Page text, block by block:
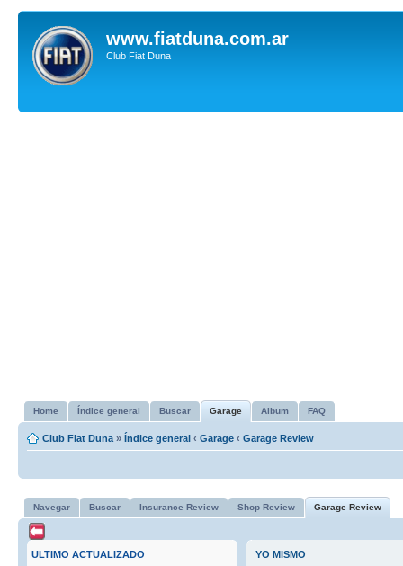
www.fiatduna.com.ar
Club Fiat Duna
Home Índice general Buscar Garage Album FAQ
Club Fiat Duna » Índice general ‹ Garage ‹ Garage Review
Navegar Buscar Insurance Review Shop Review Garage Review
ULTIMO ACTUALIZADO YO MISMO